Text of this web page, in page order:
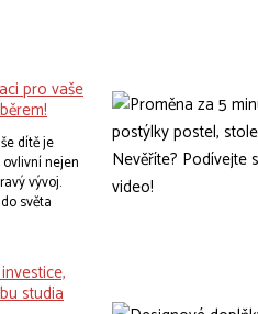
pro vaše
dítě je
nejen
vývoj.
světa
studia